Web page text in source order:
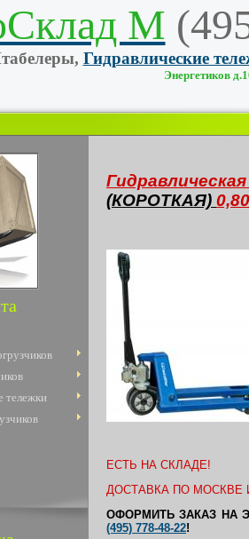
М
Гидравлические
Энергетиков
тележки
(КОРОТКАЯ)
ЕСТЬ НА СКЛАДЕ!
ДОСТАВКА ПО МОСКВЕ
ОФОРМИТЬ ЗАКАЗ НА
(495) 778-48-22!